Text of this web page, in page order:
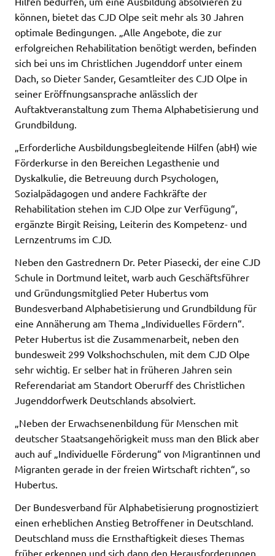
können, bietet das CJD Olpe seit mehr als 30 Jahren
optimale Bedingungen. „Alle Angebote, die zur
erfolgreichen Rehabilitation benötigt werden, befinden
sich bei uns im Christlichen Jugenddorf unter einem
Dach, so Dieter Sander, Gesamtleiter des CJD Olpe in
seiner Eröffnungsansprache anlässlich der
Auftaktveranstaltung zum Thema Alphabetisierung und
Grundbildung.
„Erforderliche Ausbildungsbegleitende Hilfen (abH) wie
Förderkurse in den Bereichen Legasthenie und
Dyskalkulie, die Betreuung durch Psychologen,
Sozialpädagogen und andere Fachkräfte der
Rehabilitation stehen im CJD Olpe zur Verfügung“,
ergänzte Birgit Reising, Leiterin des Kompetenz- und
Lernzentrums im CJD.
Neben den Gastrednern Dr. Peter Piasecki, der eine CJD
Schule in Dortmund leitet, warb auch Geschäftsführer
und Gründungsmitglied Peter Hubertus vom
Bundesverband Alphabetisierung und Grundbildung für
eine Annäherung am Thema „Individuelles Fördern“.
Peter Hubertus ist die Zusammenarbeit, neben den
bundesweit 299 Volkshochschulen, mit dem CJD Olpe
sehr wichtig. Er selber hat in früheren Jahren sein
Referendariat am Standort Oberurff des Christlichen
Jugenddorfwerk Deutschlands absolviert.
„Neben der Erwachsenenbildung für Menschen mit
deutscher Staatsangehörigkeit muss man den Blick aber
auch auf „Individuelle Förderung“ von Migrantinnen und
Migranten gerade in der freien Wirtschaft richten“, so
Hubertus.
Der Bundesverband für Alphabetisierung prognostiziert
einen erheblichen Anstieg Betroffener in Deutschland.
Deutschland muss die Ernsthaftigkeit dieses Themas
früher erkennen und sich dann den Herausforderungen